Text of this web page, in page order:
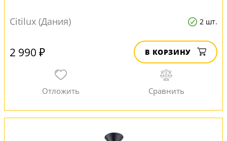
Citilux (Дания) 2 шт.
2 990 ₽ В КОРЗИНУ